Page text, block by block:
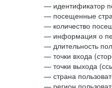
— идентификатор
— посещенные
— количество
— информация о
— длительность
— точки входа
— точки выхода
— страна
— регион